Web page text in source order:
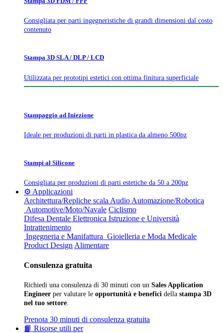
Consigliata per parti ingegneristiche di grandi dimensioni dal costo
contenuto
Stampa 3D SLA / DLP / LCD
Utilizzata per prototipi estetici con ottima finitura superficiale
Stampaggio ad Iniezione
Ideale per produzioni di parti in plastica da almeno 500pz
Stampi al Silicone
Consigliata per produzioni di parti estetiche da 50 a 200pz
⚙️ Applicazioni
Architettura/Repliche scala Audio Automazione/Robotica
Automotive/Moto/Navale Ciclismo
Difesa Dentale Elettronica Istruzione e Università
Intrattenimento
Ingegneria e Manifattura Gioielleria e Moda Medicale
Product Design Alimentare
Consulenza gratuita
Richiedi una consulenza di 30 minuti con un Sales Application
Engineer per valutare le opportunità e benefici della stampa 3D
nel tuo settore
Prenota 30 minuti di consulenza gratuita
📙 Risorse utili per